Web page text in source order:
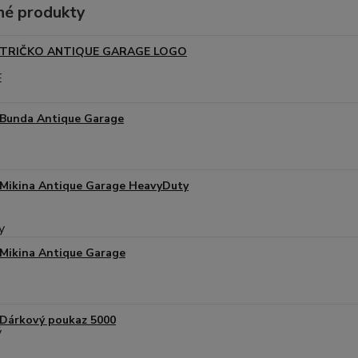
produkty
ANTIQUE GARAGE LOGO
Antique Garage
Antique Garage HeavyDuty
Antique Garage
poukaz 5000